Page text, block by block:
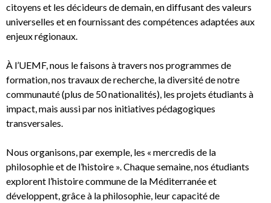
citoyens et les décideurs de demain, en diffusant des valeurs
universelles et en fournissant des compétences adaptées aux
enjeux régionaux.
À l’UEMF, nous le faisons à travers nos programmes de
formation, nos travaux de recherche, la diversité de notre
communauté (plus de 50 nationalités), les projets étudiants à
impact, mais aussi par nos initiatives pédagogiques
transversales.
Nous organisons, par exemple, les « mercredis de la
philosophie et de l’histoire ». Chaque semaine, nos étudiants
explorent l’histoire commune de la Méditerranée et
développent, grâce à la philosophie, leur capacité de